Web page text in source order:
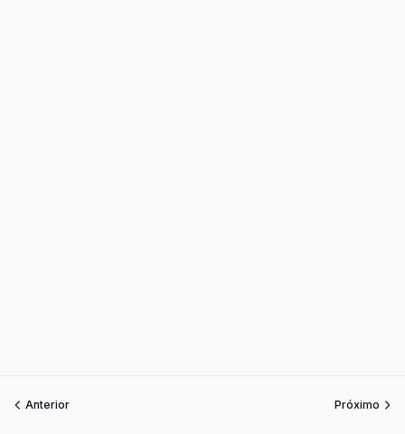
Anterior Próximo